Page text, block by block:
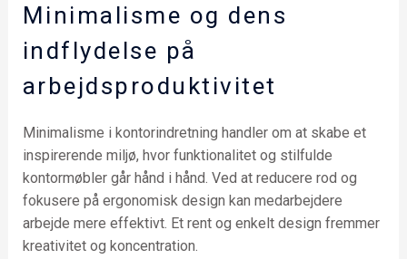
Minimalisme og dens
indflydelse på
arbejdsproduktivitet
Minimalisme i kontorindretning handler om at skabe et
inspirerende miljø, hvor funktionalitet og stilfulde
kontormøbler går hånd i hånd. Ved at reducere rod og
fokusere på ergonomisk design kan medarbejdere
arbejde mere effektivt. Et rent og enkelt design fremmer
kreativitet og koncentration.